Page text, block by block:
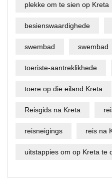
plekke om te sien op Kreta
besienswaardighede
swembad swembad
toeriste-aantreklikhede
toere op die eiland Kreta
Reisgids na Kreta
reisneigings reis na
uitstappies om op Kreta te